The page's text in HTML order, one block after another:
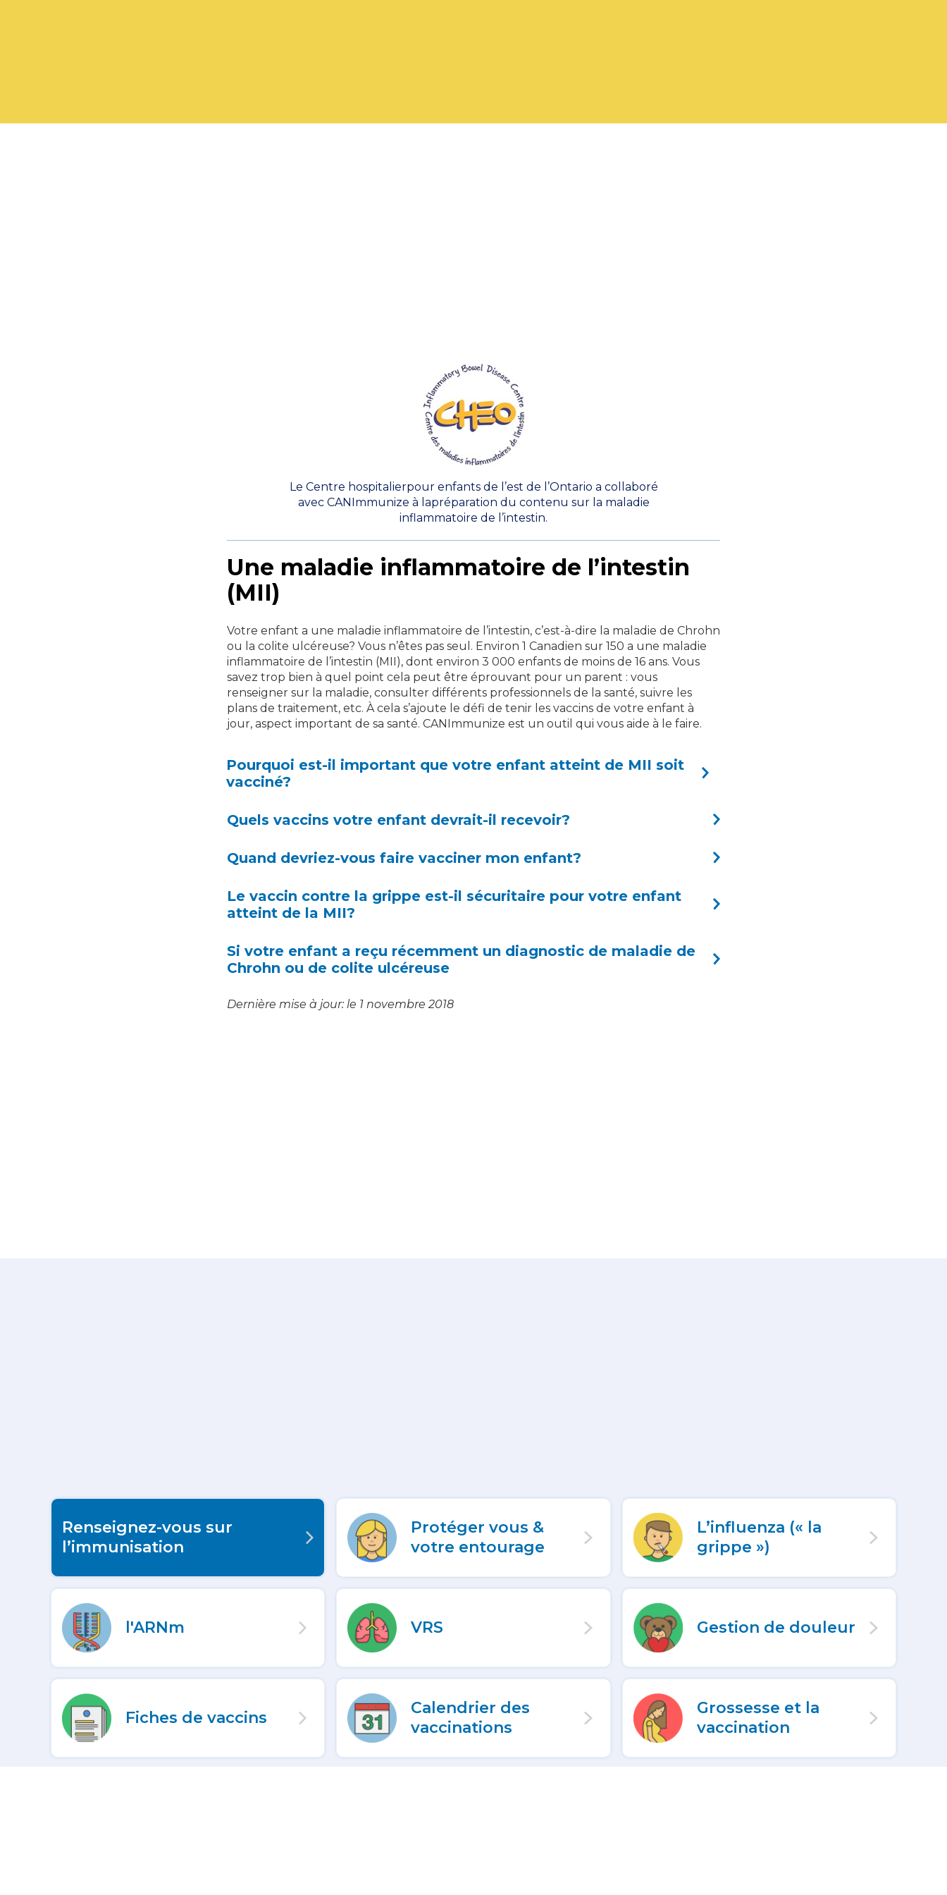
Le Centre hospitalierpour enfants de l’est de l’Ontario a collaboré
avec CANImmunize à lapréparation du contenu sur la maladie
inflammatoire de l’intestin.
Une maladie inflammatoire de l’intestin
(MII)
Votre enfant a une maladie inflammatoire de l’intestin, c’est-à-dire la maladie de Chrohn
ou la colite ulcéreuse? Vous n’êtes pas seul. Environ 1 Canadien sur 150 a une maladie
inflammatoire de l’intestin (MII), dont environ 3 000 enfants de moins de 16 ans. Vous
savez trop bien à quel point cela peut être éprouvant pour un parent : vous
renseigner sur la maladie, consulter différents professionnels de la santé, suivre les
plans de traitement, etc. À cela s’ajoute le défi de tenir les vaccins de votre enfant à
jour, aspect important de sa santé. CANImmunize est un outil qui vous aide à le faire.
Pourquoi est-il important que votre enfant atteint de MII soit
vacciné?
Quels vaccins votre enfant devrait-il recevoir?
Quand devriez-vous faire vacciner mon enfant?
Le vaccin contre la grippe est-il sécuritaire pour votre enfant
atteint de la MII?
Si votre enfant a reçu récemment un diagnostic de maladie de
Chrohn ou de colite ulcéreuse
Dernière mise à jour: le 1 novembre 2018
Renseignez-vous sur
l’immunisation
Protéger vous &
votre entourage
L’influenza (« la
grippe »)
l'ARNm VRS Gestion de douleur
Fiches de vaccins
Calendrier des
vaccinations
Grossesse et la
vaccination